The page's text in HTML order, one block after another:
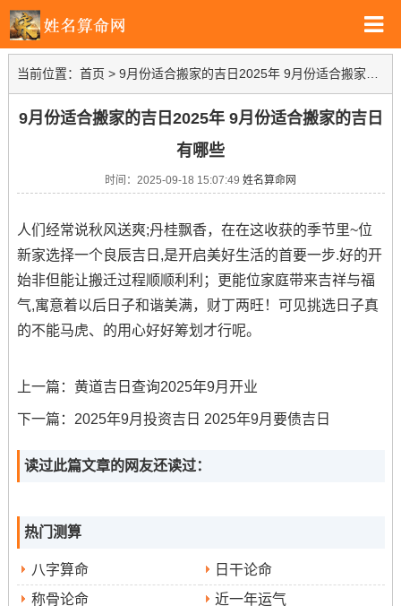
当前位置： 首页 > 9月份适合搬家的吉日2025年 9月份适合搬家的吉日有哪些
9月份适合搬家的吉日2025年 9月份适合搬家的吉日
有哪些
时间：2025-09-18 15:07:49 姓名算命网
人们经常说秋风送爽;丹桂飘香，在在这收获的季节里~位
新家选择一个良辰吉日,是开启美好生活的首要一步.好的开
始非但能让搬迁过程顺顺利利；更能位家庭带来吉祥与福
气,寓意着以后日子和谐美满，财丁两旺！可见挑选日子真
的不能马虎、的用心好好筹划才行呢。
上一篇： 黄道吉日查询2025年9月开业
下一篇： 2025年9月投资吉日 2025年9月要债吉日
读过此篇文章的网友还读过：
热门测算
八字算命
日干论命
称骨论命
近一年运气